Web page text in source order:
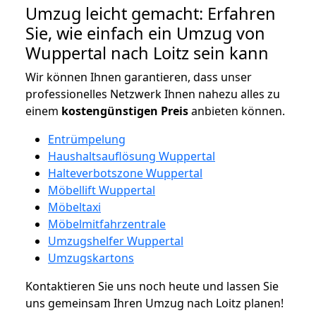
Umzug leicht gemacht: Erfahren
Sie, wie einfach ein Umzug von
Wuppertal nach Loitz sein kann
Wir können Ihnen garantieren, dass unser
professionelles Netzwerk Ihnen nahezu alles zu
einem kostengünstigen Preisanbieten können.
Entrümpelung
Haushaltsauflösung Wuppertal
Halteverbotszone Wuppertal
Möbellift Wuppertal
Möbeltaxi
Möbelmitfahrzentrale
Umzugshelfer Wuppertal
Umzugskartons
Kontaktieren Sie uns noch heute und lassen Sie
uns gemeinsam Ihren Umzug nach Loitz planen!